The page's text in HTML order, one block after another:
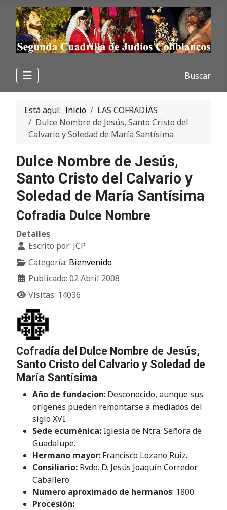
Buscar
Está aquí: Inicio
LAS COFRADÍAS
Dulce Nombre de Jesús, Santo Cristo del
Calvario y Soledad de María Santísima
Dulce Nombre de Jesús,
Santo Cristo del Calvario y
Soledad de María Santísima
Cofradia Dulce Nombre
Detalles
Escrito por: JCP
Categoría: Bienvenido
Publicado: 02 Abril 2008
Visitas: 14036
Cofradía del Dulce Nombre de Jesús,
Santo Cristo del Calvario y Soledad de
María Santísima
Año de fundacion: Desconocido, aunque sus
orígenes pueden remontarse a mediados del
siglo XVI.
Sede ecuménica: Iglesia de Ntra. Señora de
Guadalupe.
Hermano mayor: Francisco Lozano Ruiz.
Consiliario: Rvdo. D. Jesús Joaquín Corredor
Caballero.
Numero aproximado de hermanos: 1800.
Procesión: